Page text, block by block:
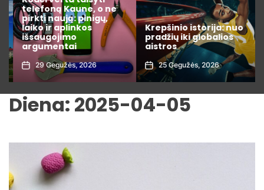
telefoną Kaune, o ne
pirkti naują: pinigų,
laiko ir aplinkos
išsaugojimo
argumentai
29 Gegužės, 2026
Krepšinio istorija: nuo
pradžių iki globalios
aistros
25 Gegužės, 2026
Diena: 2025-04-05